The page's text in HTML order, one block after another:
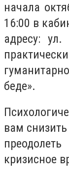
начала
16:00 в
адресу:
беде».
вам
кризисное